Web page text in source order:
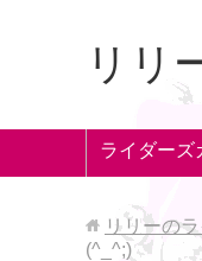
リリ
ライダーズ
リリーの
(^_^;)